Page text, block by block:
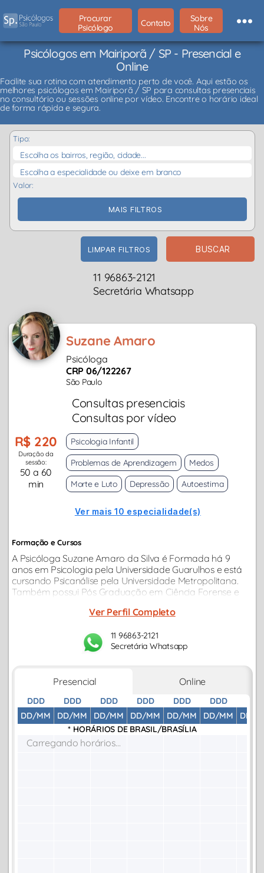
Procurar
Psicólogo
Contato
Sobre
Nós
Psicólogos em Mairiporã / SP - Presencial e
Online
Facilite sua rotina com atendimento perto de você. Aqui estão os
melhores psicólogos em Mairiporã / SP para consultas presenciais
no consultório ou sessões online por vídeo. Encontre o horário ideal
de forma rápida e segura.
Tipo:
Escolha os bairros, região, cidade...
Escolha a especialidade ou deixe em branco
Valor:
MAIS FILTROS
LIMPAR FILTROS BUSCAR
11 96863-2121
Secretária Whatsapp
Suzane Amaro
Psicóloga
CRP 06/122267
São Paulo
Consultas presenciais
Consultas por vídeo
R$ 220
Duração da
sessão:
50 a 60
min
Psicologia Infantil
Problemas de Aprendizagem
Medos
Morte e Luto
Depressão Autoestima
Ver mais 10 especialidade(s)
Formação e Cursos
A Psicóloga Suzane Amaro da Silva é Formada há 9
anos em Psicologia pela Universidade Guarulhos e está
cursando Psicanálise pela Universidade Metropolitana.
Também possui Pós Graduação em Ciência Forense e
Ver Perfil Completo
11 96863-2121
Secretária Whatsapp
Presencial Online
DDD
DD/MM
DDD
DD/MM
DDD
DD/MM
DDD
DD/MM
DDD
DD/MM
DDD
DD/MM
DD/
* HORÁRIOS DE BRASIL/BRASÍLIA
Carregando horários...